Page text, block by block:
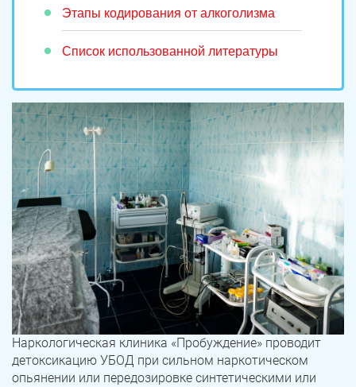
Этапы кодирования от алкоголизма
Список использованной литературы
Наркологическая клиника «Пробуждение» проводит
детоксикацию УБОД при сильном наркотическом
опьянении или передозировке синтетическими или